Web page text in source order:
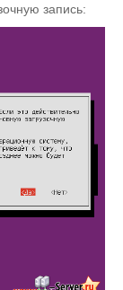
запись: